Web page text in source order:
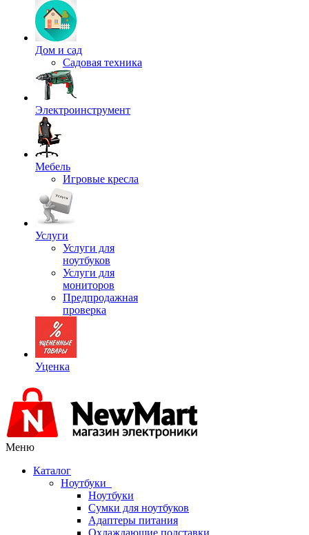
Дом и сад
Садовая техника
Электроинструмент
Мебель
Игровые кресла
Услуги
Услуги для
ноутбуков
Услуги для
мониторов
Предпродажная
проверка
Уценка
Меню
Каталог
Ноутбуки
Ноутбуки
Сумки для ноутбуков
Адаптеры питания
Охлаждающие подставки